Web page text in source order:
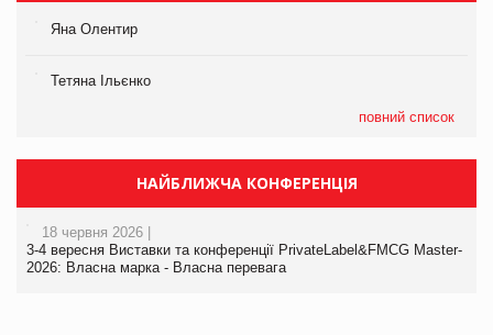
Яна Олентир
Тетяна Ільєнко
повний список
НАЙБЛИЖЧА КОНФЕРЕНЦІЯ
18 червня 2026 |
3-4 вересня Виставки та конференції PrivateLabel&FMCG Master-
2026: Власна марка - Власна перевага